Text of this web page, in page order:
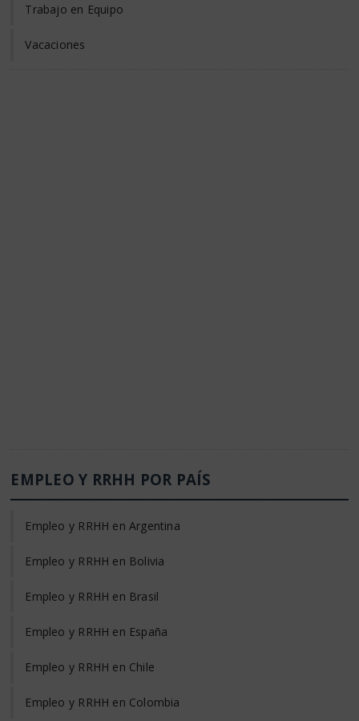
Trabajo en Equipo
Vacaciones
EMPLEO Y RRHH POR PAÍS
Empleo y RRHH en Argentina
Empleo y RRHH en Bolivia
Empleo y RRHH en Brasil
Empleo y RRHH en España
Empleo y RRHH en Chile
Empleo y RRHH en Colombia